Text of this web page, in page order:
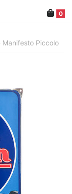
0
Manifesto Piccolo